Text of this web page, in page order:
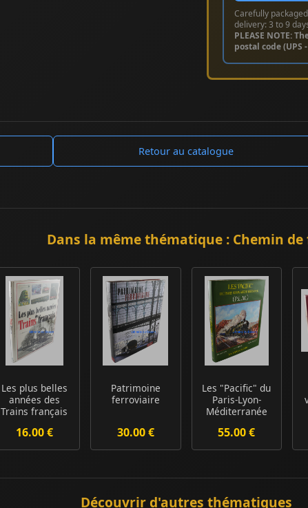
Carefully
delivery: 3 to 9
PLEASE NOTE:
postal code (UPS
Retour au catalogue
Dans la même thématique : Chemin de
Les plus belles
années des
Trains français
16.00 €
Patrimoine
ferroviaire
30.00 €
Les "Pacific" du
Paris-Lyon-
Méditerranée
55.00 €
Découvrir d'autres thématiques